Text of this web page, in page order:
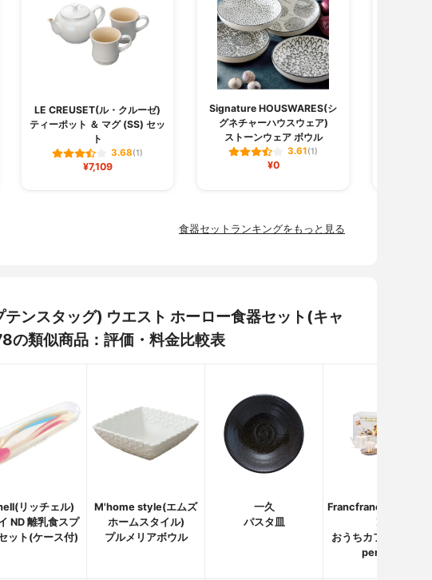
LE CREUSET(ル・クルーゼ)
ティーポット ＆ マグ (SS) セッ
ト
3.68(1)
¥7,109
Signature HOUSWARES(シ
グネチャーハウスウェア)
ストーンウェア ボウル
3.61(1)
¥0
食器セットランキングをもっと見る
ンスタッグ) ウエスト ホーロー食器セット(キャ
の類似商品：評価・料金比較表
リッチェル)
ND 離乳食スプ
ット(ケース付)
M'home style(エムズ
ホームスタイル)
プルメリアボウル
一久
パスタ皿
Francfranc(フランフラ
ン)
おうちカフェセット 2
persons